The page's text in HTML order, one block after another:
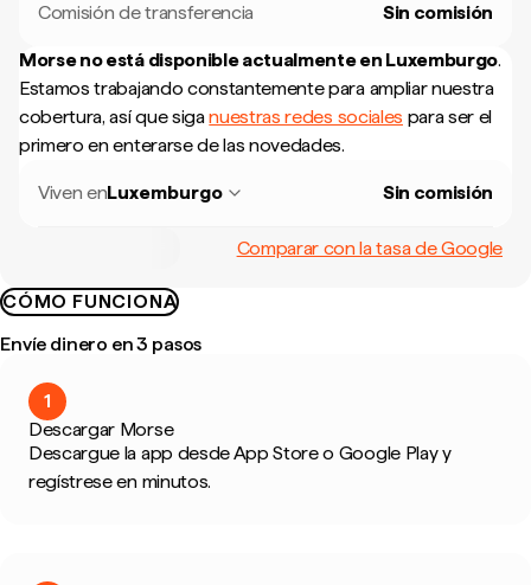
Comisión de transferencia Sin comisión
Morse no está disponible actualmente en Luxemburgo.
Estamos trabajando constantemente para ampliar nuestra
cobertura, así que siganuestras redes sociales para ser el
primero en enterarse de las novedades.
Viven enLuxemburgo Sin comisión
Comparar con la tasa de Google
CÓMO FUNCIONA
Envíe dinero en 3 pasos
1
Descargar Morse
Descargue la app desde App Store o Google Play y
regístrese en minutos.